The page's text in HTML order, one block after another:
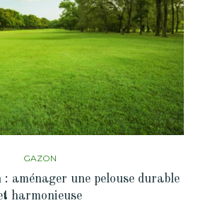
GAZON
aménager une pelouse durable
harmonieuse